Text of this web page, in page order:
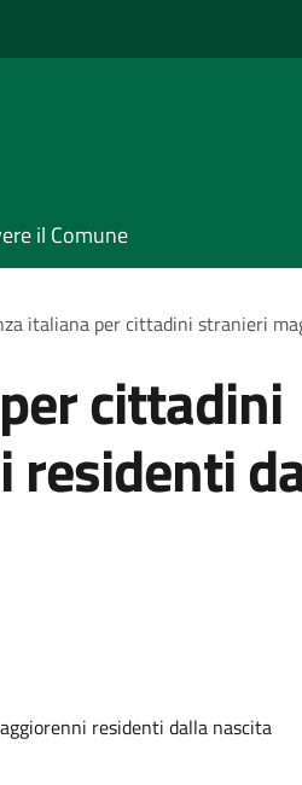
il Comune
italiana per cittadini stranieri
cittadini
residenti dalla nascita